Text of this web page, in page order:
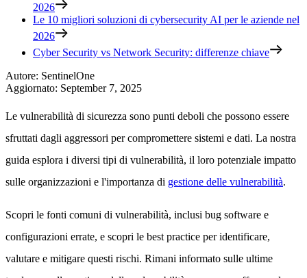
2026
Le 10 migliori soluzioni di cybersecurity AI per le aziende nel
2026
Cyber Security vs Network Security: differenze chiave
Autore: SentinelOne
Aggiornato: September 7, 2025
Le vulnerabilità di sicurezza sono punti deboli che possono essere
sfruttati dagli aggressori per compromettere sistemi e dati. La nostra
guida esplora i diversi tipi di vulnerabilità, il loro potenziale impatto
sulle organizzazioni e l'importanza di gestione delle vulnerabilità.
Scopri le fonti comuni di vulnerabilità, inclusi bug software e
configurazioni errate, e scopri le best practice per identificare,
valutare e mitigare questi rischi. Rimani informato sulle ultime